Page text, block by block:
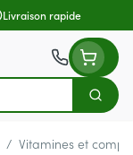
Livraison rapide
/ Vitamines et